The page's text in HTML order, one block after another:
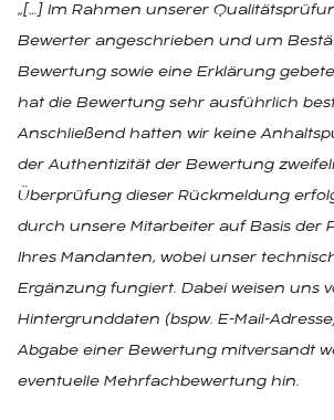
„[…] Im Rahmen unserer
Bewerter angeschrieben und um
Bewertung sowie eine Erklärung
hat die Bewertung sehr ausführlich
Anschließend hatten wir keine
der Authentizität der Bewertung
Überprüfung dieser Rückmeldung
durch unsere Mitarbeiter auf Basis der
Ihres Mandanten, wobei unser
Ergänzung fungiert. Dabei weisen uns
Hintergrunddaten (bspw. E-Mail-
Abgabe einer Bewertung mitversandt
eventuelle Mehrfachbewertung hin.